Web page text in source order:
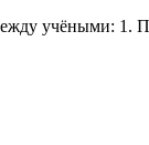
учёными: